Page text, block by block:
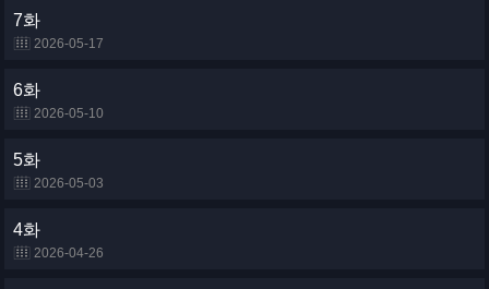
7화
2026-05-17
6화
2026-05-10
5화
2026-05-03
4화
2026-04-26